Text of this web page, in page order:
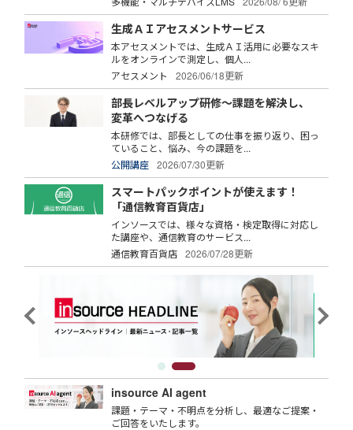
生成ＡＩアセスメントサービス
本アセスメントでは、生成ＡＩ活用に必要なスキ
ルをオンラインで測定し、個人...
アセスメント
2026/06/18更新
部長レベルアップ研修～課題を解決し、
変革へつなげる
本研修では、部長としての仕事を振り返り、困っ
ていること、悩み、今の課題を...
公開講座
2026/07/30更新
スマートパックポイントが使えます！
「通信教育百貨店」
インソースでは、様々な資格・検定取得に対応し
た講座や、通信教育のサービス...
通信教育百貨店
2026/07/28更新
insource AI agent
課題・テーマ・不明点を分析し、最適なご提案・
ご回答をいたします。